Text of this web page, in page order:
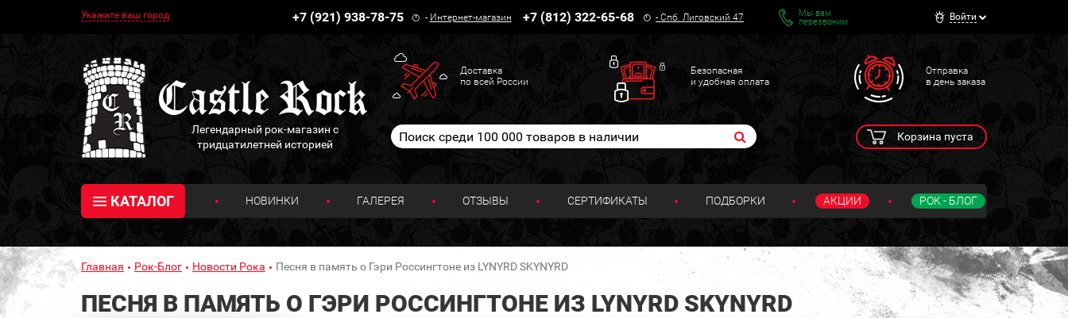
Укажите ваш город +7 (921) 938-78-75 - Интернет-магазин +7 (812) 322-65-68 -Спб. Лиговский 47
Мы вам
перезвоним
Войти
Легендарный рок-магазин с
тридцатилетней историей
Доставка
по всей России
Безопасная
и удобная оплата
Отправка
в день заказа
Корзина пуста
КАТАЛОГ НОВИНКИ ГАЛЕРЕЯ ОТЗЫВЫ СЕРТИФИКАТЫ ПОДБОРКИ АКЦИИ РОК - БЛОГ
Главная Рок-Блог Новости Рока Песня в память о Гэри Россингтоне из LYNYRD SKYNYRD
ПЕСНЯ В ПАМЯТЬ О ГЭРИ РОССИНГТОНЕ ИЗ LYNYRD SKYNYRD